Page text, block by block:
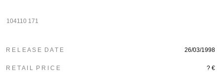
104110 171
R E L E A S E D A T E 26/03/1998
R E T A I L P R I C E ? €